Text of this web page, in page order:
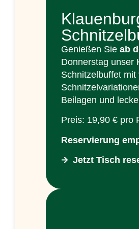
Genießen Sie ab
Donnerstag unser
Schnitzelbuffet mit
Beilagen und
Preis: 19,90 € pro
Reservierung
Jetzt Tisch